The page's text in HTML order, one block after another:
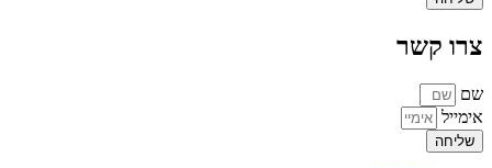
צרו קשר
שם
אימייל
שליחה